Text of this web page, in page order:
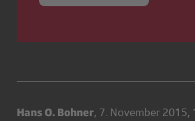
Hans O. Bohner, 7. November 2015,